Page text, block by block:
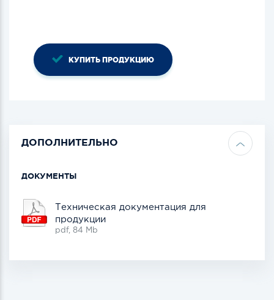
КУПИТЬ ПРОДУКЦИЮ
ДОПОЛНИТЕЛЬНО
ДОКУМЕНТЫ
Техническая документация для
продукции
pdf, 84 Mb